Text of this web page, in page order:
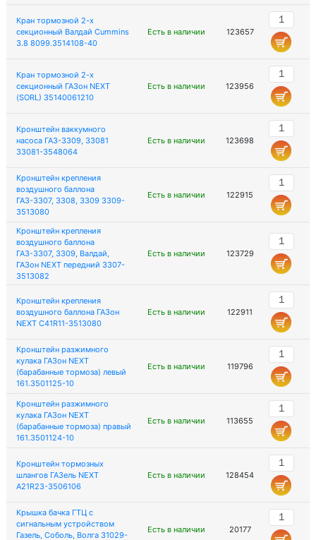
Кран тормозной 2-х
секционный Валдай Cummins
3.8 8099.3514108-40
Есть в наличии 123657
Кран тормозной 2-х
секционный ГАЗон NEXT
(SORL) 35140061210
Есть в наличии 123956
Кронштейн ваккумного
насоса ГАЗ-3309, 33081
33081-3548064
Есть в наличии 123698
Кронштейн крепления
воздушного баллона
ГАЗ-3307, 3308, 3309 3309-
3513080
Есть в наличии 122915
Кронштейн крепления
воздушного баллона
ГАЗ-3307, 3309, Валдай,
ГАЗон NEXT передний 3307-
3513082
Есть в наличии 123729
Кронштейн крепления
воздушного баллона ГАЗон
NEXT C41R11-3513080
Есть в наличии 122911
Кронштейн разжимного
кулака ГАЗон NEXT
(барабанные тормоза) левый
161.3501125-10
Есть в наличии 119796
Кронштейн разжимного
кулака ГАЗон NEXT
(барабанные тормоза) правый
161.3501124-10
Есть в наличии 113655
Кронштейн тормозных
шлангов ГАЗель NEXT
А21R23-3506106
Есть в наличии 128454
Крышка бачка ГТЦ с
сигнальным устройством
Газель, Соболь, Волга 31029-
Есть в наличии 20177